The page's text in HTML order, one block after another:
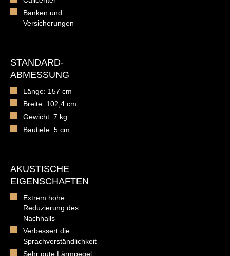
Banken und
Versicherungen
STANDARD-
ABMESSUNG
Länge: 157 cm
Breite: 102,4 cm
Gewicht: 7 kg
Bautiefe: 5 cm
AKUSTISCHE
EIGENSCHAFTEN
Extrem hohe
Reduzierung des
Nachhalls
Verbessert die
Sprachverständlichkeit
Sehr gute Lärmpegel